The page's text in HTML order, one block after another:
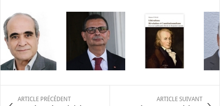
ARTICLE PRÉCÉDENT ARTICLE SUIVANT